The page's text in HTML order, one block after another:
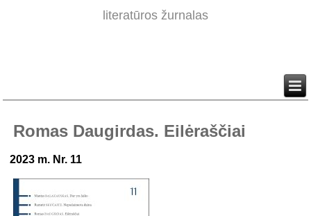
literatūros žurnalas
Romas Daugirdas. Eilėraščiai
2023 m. Nr. 11